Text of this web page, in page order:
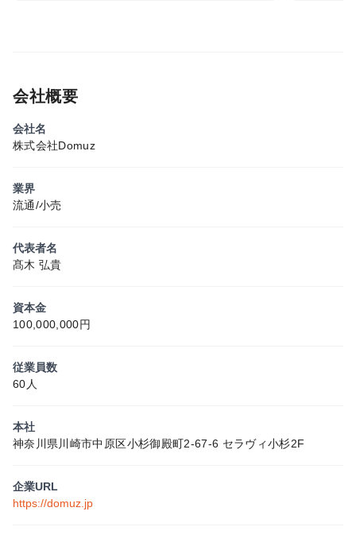
会社概要
会社名
株式会社Domuz
業界
流通/小売
代表者名
髙木 弘貴
資本金
100,000,000円
従業員数
60人
本社
神奈川県川崎市中原区小杉御殿町2-67-6 セラヴィ小杉2F
企業URL
https://domuz.jp